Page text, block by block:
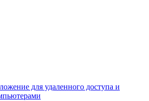
для удаленного доступа и